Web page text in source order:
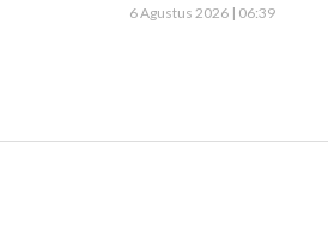
6 Agustus 2026 | 06:39